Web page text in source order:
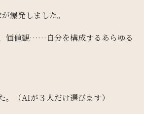
爆発しました。
価値観……自分を構成するあらゆる
（AIが３人だけ選びます）